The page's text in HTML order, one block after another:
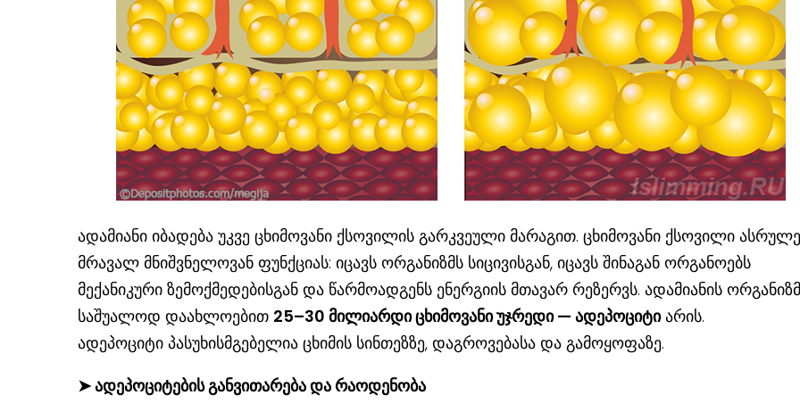
ადამიანი იბადება უკვე ცხიმოვანი ქსოვილის გარკვეული მარაგით. ცხიმოვანი ქსოვილი
მრავალ მნიშვნელოვან ფუნქციას: იცავს ორგანიზმს სიცივისგან, იცავს შინაგან ორგანოებს
მექანიკური ზემოქმედებისგან და წარმოადგენს ენერგიის მთავარ რეზერვს. ადამიანის
საშუალოდ დაახლოებით 25–30 მილიარდი ცხიმოვანი უჯრედი — ადეპოციტიარის.
ადეპოციტი პასუხისმგებელია ცხიმის სინთეზზე, დაგროვებასა და გამოყოფაზე.
➤ ადეპოციტების განვითარება და რაოდენობა